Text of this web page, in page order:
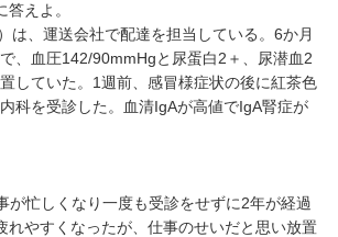
えよ。
は、運送会社で配達を担当している。6か月
、血圧142/90mmHgと尿蛋白2＋、尿潜血2
していた。1週前、感冒様症状の後に紅茶色
科を受診した。血清IgAが高値でIgA腎症が
が忙しくなり一度も受診をせずに2年が経過
れやすくなったが、仕事のせいだと思い放置